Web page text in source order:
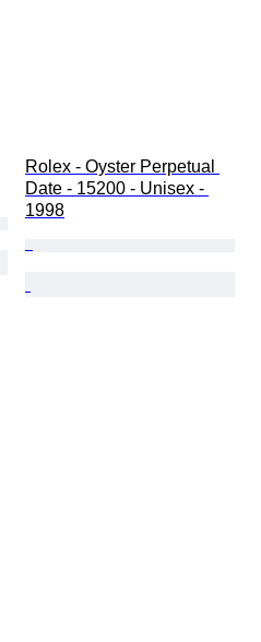
Rolex - Oyster Perpetual
Date - 15200 - Unisex -
1998